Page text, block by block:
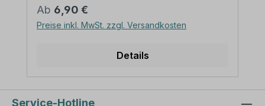
Querformat: Norm: praxisbewährt
Material: Selbstklebende Folie PVC -
Hartschaum 3 mm Aluminium 2 mm
Ausführungen sind möglich.
verfügbar) 100 x 150 mm 200 x 300 mm
300 x 450 mm 400 x 600 mm 500 x
750 mm 600 x 900 mm
Regulärer Preis:
Ab 6,90 €
Preise inkl. MwSt. zzgl. Versandkosten
Details
Service-Hotline